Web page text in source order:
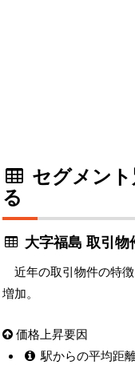
セグメン
る
大字福島 取引
近年の取引物件の特
増加。
価格上昇要因
駅からの平均距